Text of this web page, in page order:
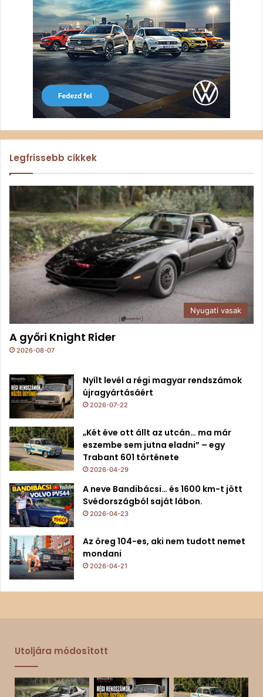
Legfrissebb cikkek
Nyugati vasak
A győri Knight Rider
2026-08-07
Nyílt levél a régi magyar rendszámok
újragyártásáért
2026-07-22
„Két éve ott állt az utcán… ma már
eszembe sem jutna eladni” – egy
Trabant 601 története
2026-04-29
A neve Bandibácsi… és 1600 km-t jött
Svédországból saját lábon.
2026-04-23
Az öreg 104-es, aki nem tudott nemet
mondani
2026-04-21
Utoljára módosított